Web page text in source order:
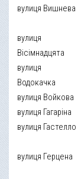
вулиця Вишнева
вулиця
Вісімнадцята
вулиця
Водокачка
вулиця Войкова
вулиця Гагаріна
вулиця Гастелло
вулиця Герцена